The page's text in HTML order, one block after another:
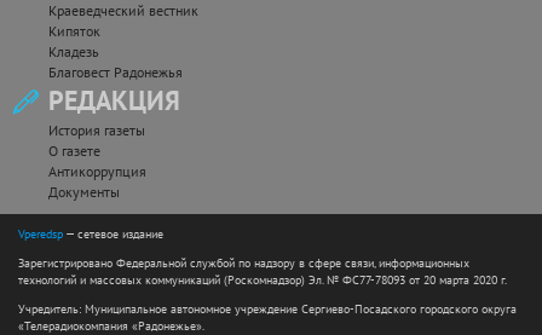
Краеведческий вестник
Кипяток
Кладезь
Благовест Радонежья
РЕДАКЦИЯ
История газеты
О газете
Антикоррупция
Документы
Vperedsp — сетевое издание
Зарегистрировано Федеральной службой по надзору в сфере связи, информационных
технологий и массовых коммуникаций (Роскомнадзор) Эл. № ФС77-78093 от 20 марта 2020 г.
Учредитель: Муниципальное автономное учреждение Сергиево-Посадского городского округа
«Телерадиокомпания «Радонежье».